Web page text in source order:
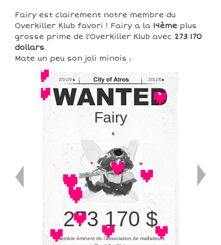
Fairy est clairement notre membre du
Overkiller Klub favori ! Fairy a la 14ème plus
grosse prime de l'Overkiller Klub avec 273 170
dollars.
Mate un peu son joli minois :
273 170
Fairy
273 170
273 170 $
membre éminent de l’association de malfaiteurs